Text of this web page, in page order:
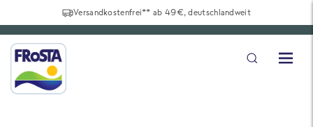
Versandkostenfrei** ab 49€, deutschlandweit